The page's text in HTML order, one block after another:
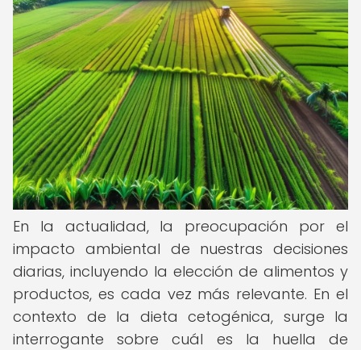
En la actualidad, la preocupación por el
impacto ambiental de nuestras decisiones
diarias, incluyendo la elección de alimentos y
productos, es cada vez más relevante. En el
contexto de la dieta cetogénica, surge la
interrogante sobre cuál es la huella de